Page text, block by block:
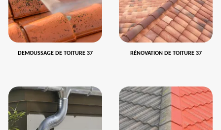
DEMOUSSAGE DE TOITURE 37 RÉNOVATION DE TOITURE 37